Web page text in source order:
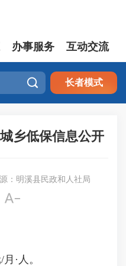
办事服务 互动交流
 长者模式
乡低保信息公开
：明溪县民政和人社局

·人。